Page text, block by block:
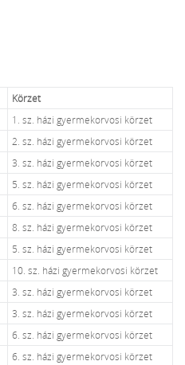
Körzet
1. sz. házi gyermekorvosi körzet
2. sz. házi gyermekorvosi körzet
3. sz. házi gyermekorvosi körzet
5. sz. házi gyermekorvosi körzet
6. sz. házi gyermekorvosi körzet
8. sz. házi gyermekorvosi körzet
5. sz. házi gyermekorvosi körzet
10. sz. házi gyermekorvosi körzet
3. sz. házi gyermekorvosi körzet
3. sz. házi gyermekorvosi körzet
6. sz. házi gyermekorvosi körzet
6. sz. házi gyermekorvosi körzet